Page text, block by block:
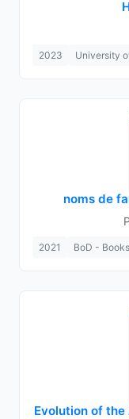
2023 University
noms de
2021 BoD -
Evolution of